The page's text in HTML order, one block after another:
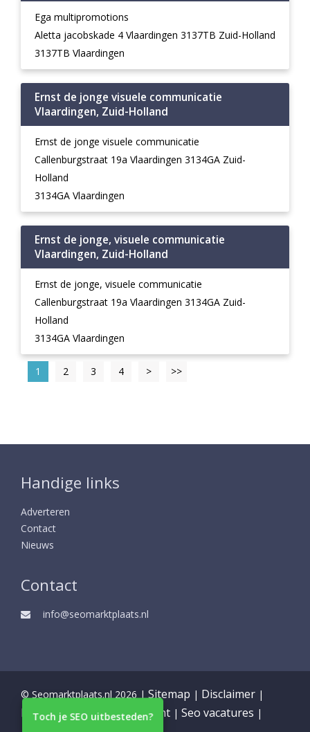
Ega multipromotions
Aletta jacobskade 4 Vlaardingen 3137TB Zuid-Holland
3137TB Vlaardingen
Ernst de jonge visuele communicatie
Vlaardingen, Zuid-Holland
Ernst de jonge visuele communicatie
Callenburgstraat 19a Vlaardingen 3134GA Zuid-
Holland
3134GA Vlaardingen
Ernst de jonge, visuele communicatie
Vlaardingen, Zuid-Holland
Ernst de jonge, visuele communicatie
Callenburgstraat 19a Vlaardingen 3134GA Zuid-
Holland
3134GA Vlaardingen
1 2 3 4 > >>
Handige links
Adverteren
Contact
Nieuws
Contact
info@seomarktplaats.nl
© Seomarktplaats.nl 2026 |Sitemap | Disclaimer |
Partners|Privacy statement | Seo vacatures |
Toch je SEO uitbesteden?